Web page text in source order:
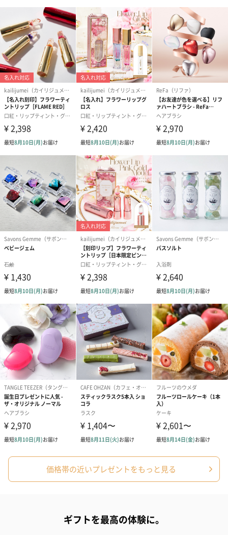
ぬいぐるみ
愛らしいぬいぐるみを同梱してお届けします。
誕生日・記念日・出産祝いなどのシーンにおすすめです。
（2,390円）
テディベア（バニラ）
（1,760円）
ル）（1,760円
紅茶・コーヒー・スイーツ
紅茶・コーヒー・スイーツを同梱してお届けいたします。ギフト
への＋αにおすすめです。
アールグレイ（HAPPY
BIRTHDAY TO YOU）
（660円）
アールグレイティー
（660円）
フルーツティ
円）
スイーツ
スイーツを同梱してお届けいたします。ギフトへの＋αにおすすめ
です。
価格帯の近いプレゼントをもっと見る
ギフトを最高の体験に。